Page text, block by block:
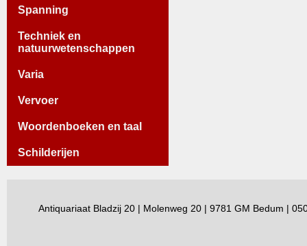
Spanning
Techniek en
natuurwetenschappen
Varia
Vervoer
Woordenboeken en taal
Schilderijen
Antiquariaat Bladzij 20 | Molenweg 20 | 9781 GM Bedum |